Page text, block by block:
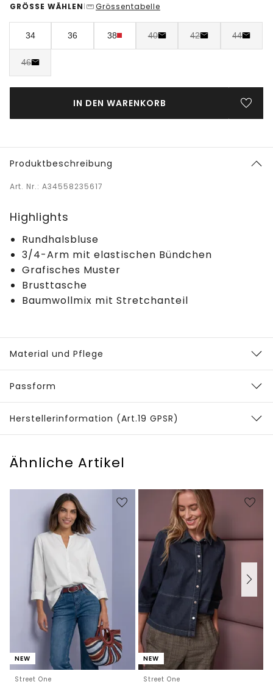
GRÖSSE WÄHLEN | Grössentabelle
34 36 38 40 42 44
46
IN DEN WARENKORB
Produktbeschreibung
Art. Nr.: A34558235617
Highlights
Rundhalsbluse
3/4-Arm mit elastischen Bündchen
Grafisches Muster
Brusttasche
Baumwollmix mit Stretchanteil
Material und Pflege
Passform
Herstellerinformation (Art.19 GPSR)
Ähnliche Artikel
NEW
Street One
NEW
Street One